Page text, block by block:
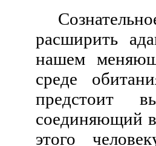
расширить
нашем
среде
предстоит
соединяющий
этого